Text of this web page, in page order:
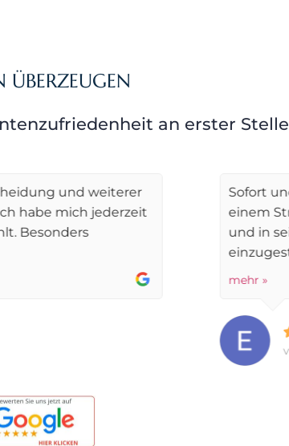
ÜBERZEUGEN
an erster Stelle
Sofort und unkompliziert half
einem Stromlieferanten. Er
und in seiner ruhigen Art die